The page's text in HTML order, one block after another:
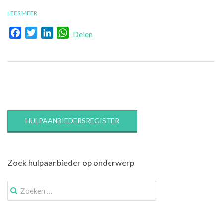
LEES MEER
FacebookTwitterLinkedInWhatsApp
Delen
HULPAANBIEDERSREGISTER
Zoek hulpaanbieder op onderwerp
Zoek
naar: